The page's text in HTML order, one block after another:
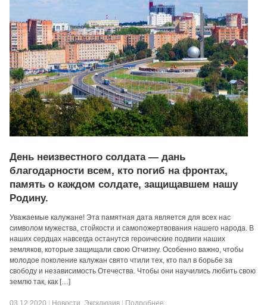
День неизвестного солдата — дань
благодарности всем, кто погиб на фронтах,
память о каждом солдате, защищавшем нашу
Родину.
Уважаемые калужане! Эта памятная дата является для всех нас
символом мужества, стойкости и самопожертвования нашего народа. В
наших сердцах навсегда останутся героические подвиги наших
земляков, которые защищали свою Отчизну. Особенно важно, чтобы
молодое поколение калужан свято чтили тех, кто пал в борьбе за
свободу и независимость Отечества. Чтобы они научились любить свою
землю так, как […]
03.12.2020 Новости Эксклюзив Подробнее